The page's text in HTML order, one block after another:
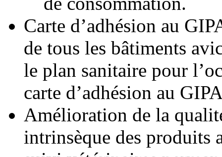
Carte d’adhésion au
de tous les bâtiments
le plan sanitaire pour
carte d’adhésion au
Amélioration de la
intrinsèque des produits